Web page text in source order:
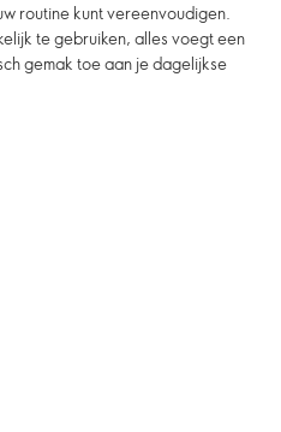
routine kunt vereenvoudigen.
te gebruiken, alles voegt een
gemak toe aan je dagelijkse